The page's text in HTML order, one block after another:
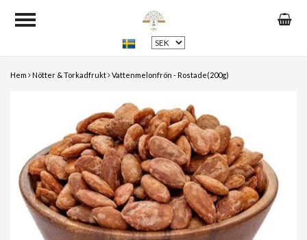
Hem Nötter & Torkadfrukt Vattenmelonfrön - Rostade(200g)